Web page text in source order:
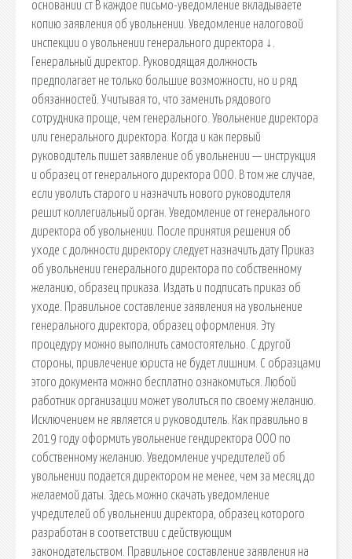
основании ст В каждое письмо-уведомление вкладываете
копию заявления об увольнении. Уведомление налоговой
инспекции о увольнении генерального директора ↓.
Генеральный директор. Руководящая должность
предполагает не только большие возможности, но и ряд
обязанностей. Учитывая то, что заменить рядового
сотрудника проще, чем генерального. Увольнение директора
или генерального директора. Когда и как первый
руководитель пишет заявление об увольнении — инструкция
и образец от генерального директора ООО. В том же случае,
если уволить старого и назначить нового руководителя
решит коллегиальный орган. Уведомление от генерального
директора об увольнении. После принятия решения об
уходе с должности директору следует назначить дату Приказ
об увольнении генерального директора по собственному
желанию, образец приказа. Издать и подписать приказ об
уходе. Правильное составление заявления на увольнение
генерального директора, образец оформления. Эту
процедуру можно выполнить самостоятельно. С другой
стороны, привлечение юриста не будет лишним. С образцами
этого документа можно бесплатно ознакомиться. Любой
работник организации может уволиться по своему желанию.
Исключением не является и руководитель. Как правильно в
2019 году оформить увольнение гендиректора ООО по
собственному желанию. Уведомление учредителей об
увольнении подается директором не менее, чем за месяц до
желаемой даты. Здесь можно скачать уведомление
учредителей об увольнении директора, образец которого
разработан в соответствии с действующим
законодательством. Правильное составление заявления на